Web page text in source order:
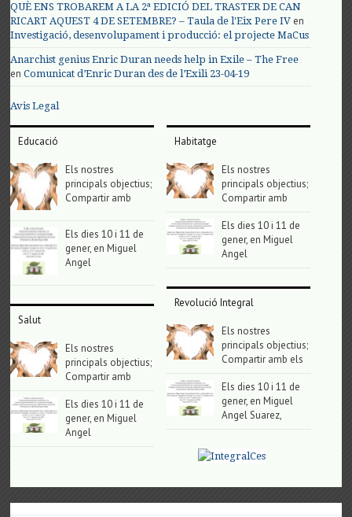
QUÈ ENS TROBAREM A LA 2ª EDICIÓ DEL TRASTER DE CAN
RICART AQUEST 4 DE SETEMBRE? – Taula de l'Eix Pere IV en
Investigació, desenvolupament i producció: el projecte MaCus
Anarchist genius Enric Duran needs help in Exile – The Free
enComunicat d’Enric Duran des de l’Exili 23-04-19
Avis Legal
Educació
Els nostres
principals objectius;
Compartir amb
Els dies 10 i 11 de
gener, en Miguel
Angel
Salut
Els nostres
principals objectius;
Compartir amb
Els dies 10 i 11 de
gener, en Miguel
Angel
Habitatge
Els nostres
principals objectius;
Compartir amb
Els dies 10 i 11 de
gener, en Miguel
Angel
Revolució Integral
Els nostres
principals objectius;
Compartir amb els
Els dies 10 i 11 de
gener, en Miguel
Angel Suarez,